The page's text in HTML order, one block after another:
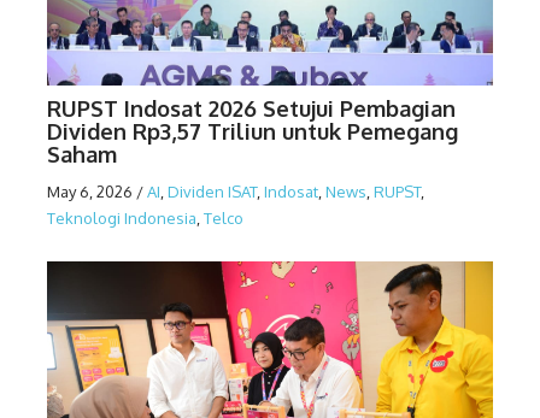
RUPST Indosat 2026 Setujui Pembagian
Dividen Rp3,57 Triliun untuk Pemegang
Saham
May 6, 2026 /AI Dividen ISAT, Indosat News RUPST,
Teknologi Indonesia Telco